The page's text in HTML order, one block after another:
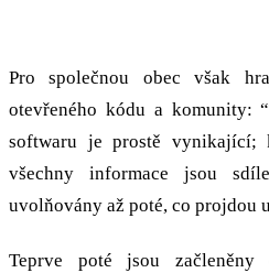
Pro společnou obec však
otevřeného kódu a komunity:
softwaru je prostě vynikající;
všechny informace jsou
uvolňovány až poté, co projdou
Teprve poté jsou